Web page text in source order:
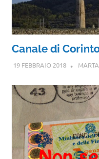
Canale di
19 FEBBRAIO 2018 MARTA